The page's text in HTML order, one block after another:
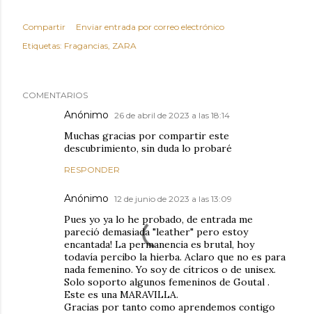
Compartir
Enviar entrada por correo electrónico
Etiquetas: Fragancias ZARA
COMENTARIOS
Anónimo 26 de abril de 2023 a las 18:14
Muchas gracias por compartir este
descubrimiento, sin duda lo probaré
RESPONDER
Anónimo 12 de junio de 2023 a las 13:09
Pues yo ya lo he probado, de entrada me
pareció demasiada "leather" pero estoy
encantada! La permanencia es brutal, hoy
todavía percibo la hierba. Aclaro que no es para
nada femenino. Yo soy de cítricos o de unisex.
Solo soporto algunos femeninos de Goutal .
Este es una MARAVILLA.
Gracias por tanto como aprendemos contigo